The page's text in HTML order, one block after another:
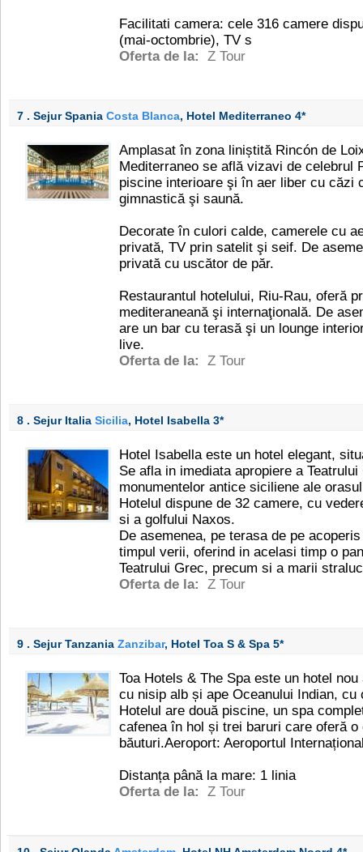
Facilitati camera: cele 316 camere
(mai-octombrie), TV s
Oferta de la:
Z Tour
7 . Sejur Spania Costa Blanca, Hotel Mediterraneo 4*
Amplasat în zona liniștită Rincón de
Mediterraneo se află vizavi de celebrul
piscine interioare şi în aer liber cu căzi
gimnastică şi saună.
Decorate în culori calde, camerele cu
privată, TV prin satelit şi seif. De
privată cu uscător de păr.
Restaurantul hotelului, Riu-Rau, oferă
mediteraneană şi internaţională. De
are un bar cu terasă şi un lounge
live.
Oferta de la:
Z Tour
8 . Sejur Italia Sicilia, Hotel Isabella 3*
Hotel Isabella este un hotel elegant,
Se afla in imediata apropiere a
monumentelor antice siciliene ale
Hotelul dispune de 32 camere, cu
si a golfului Naxos.
De asemenea, pe terasa de pe
timpul verii, oferind in acelasi timp o
Teatrului Grec, precum si a marii
Oferta de la:
Z Tour
9 . Sejur Tanzania Zanzibar, Hotel Toa S & Spa 5*
Toa Hotels & The Spa este un hotel
cu nisip alb și ape Oceanului Indian,
Hotelul are două piscine, un spa
cafenea în hol și trei baruri care oferă o
băuturi.Aeroport: Aeroportul
Distanța până la mare: 1 linia
Oferta de la:
Z Tour